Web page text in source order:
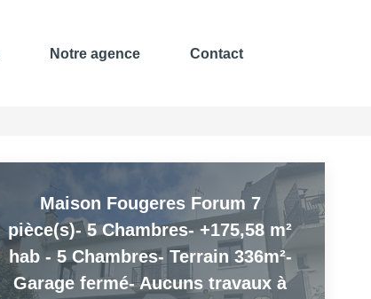
Notre agence Contact
Maison Fougeres Forum 7
pièce(s)- 5 Chambres- +175,58 m²
hab - 5 Chambres- Terrain 336m²-
Garage fermé- Aucuns travaux à